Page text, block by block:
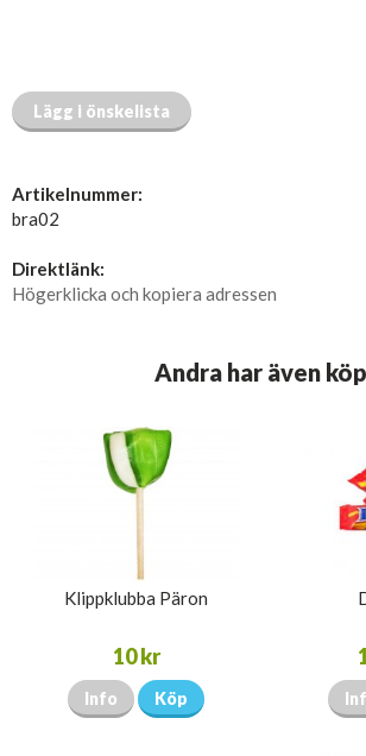
Lägg i önskelista
Artikelnummer:
bra02
Direktlänk:
Högerklicka och kopiera adressen
Andra har även
Klippklubba Päron
10 kr
Info Köp